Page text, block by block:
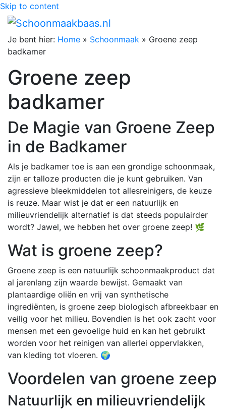
Skip to content
Je bent hier: Home » Schoonmaak » Groene zeep
badkamer
Groene zeep
badkamer
De Magie van Groene Zeep
in de Badkamer
Als je badkamer toe is aan een grondige schoonmaak,
zijn er talloze producten die je kunt gebruiken. Van
agressieve bleekmiddelen tot allesreinigers, de keuze
is reuze. Maar wist je dat er een natuurlijk en
milieuvriendelijk alternatief is dat steeds populairder
wordt? Jawel, we hebben het over groene zeep! 🌿
Wat is groene zeep?
Groene zeep is een natuurlijk schoonmaakproduct dat
al jarenlang zijn waarde bewijst. Gemaakt van
plantaardige oliën en vrij van synthetische
ingrediënten, is groene zeep biologisch afbreekbaar en
veilig voor het milieu. Bovendien is het ook zacht voor
mensen met een gevoelige huid en kan het gebruikt
worden voor het reinigen van allerlei oppervlakken,
van kleding tot vloeren. 🌍
Voordelen van groene zeep
Natuurlijk en milieuvriendelijk